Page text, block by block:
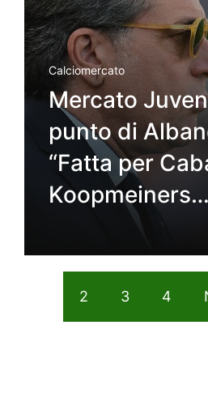
Calciomercato
Mercato
punto di
“Fatta per
2 3 4